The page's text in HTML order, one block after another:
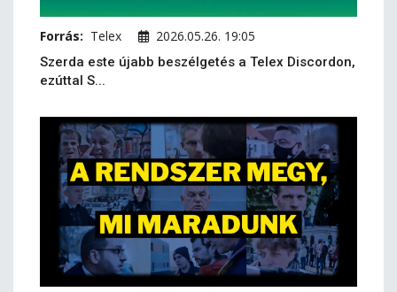
Forrás: Telex 2026.05.26. 19:05
Szerda este újabb beszélgetés a Telex Discordon,
ezúttal S...